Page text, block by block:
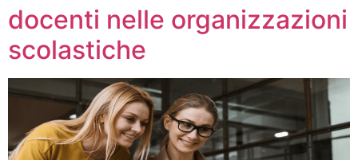
docenti nelle organizzazioni
scolastiche